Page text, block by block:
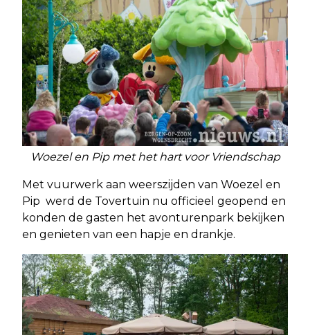
Woezel en Pip met het hart voor Vriendschap
Met vuurwerk aan weerszijden van Woezel en
Pip werd de Tovertuin nu officieel geopend en
konden de gasten het avonturenpark bekijken
en genieten van een hapje en drankje.